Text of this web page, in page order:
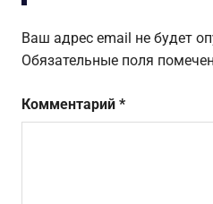
Ваш адрес email не будет
Обязательные поля
Комментарий *